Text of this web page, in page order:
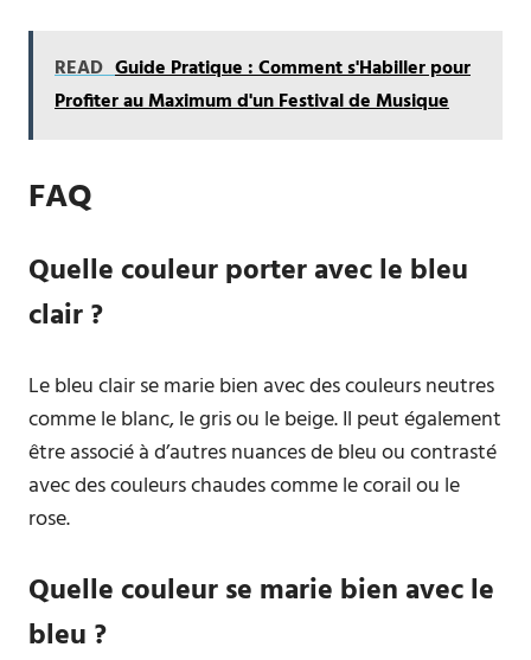
READ Guide Pratique : Comment s'Habiller pour
Profiter au Maximum d'un Festival de Musique
FAQ
Quelle couleur porter avec le bleu
clair ?
Le bleu clair se marie bien avec des couleurs neutres
comme le blanc, le gris ou le beige. Il peut également
être associé à d’autres nuances de bleu ou contrasté
avec des couleurs chaudes comme le corail ou le
rose.
Quelle couleur se marie bien avec le
bleu ?